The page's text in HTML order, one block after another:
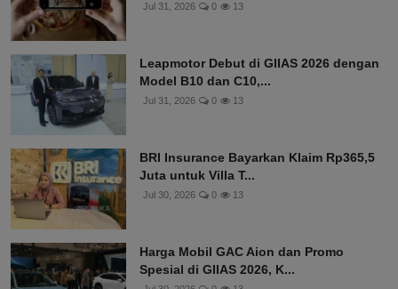
Jul 31, 2026 0 13
Leapmotor Debut di GIIAS 2026 dengan
Model B10 dan C10,...
Jul 31, 2026 0 13
BRI Insurance Bayarkan Klaim Rp365,5
Juta untuk Villa T...
Jul 30, 2026 0 13
Harga Mobil GAC Aion dan Promo
Spesial di GIIAS 2026, K...